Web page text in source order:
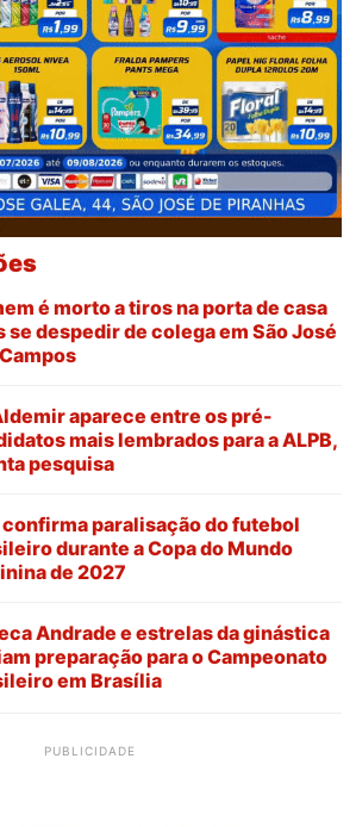
é morto a tiros na porta de casa
se despedir de colega em São José
aparece entre os pré-
mais lembrados para a ALPB,
pesquisa
confirma paralisação do futebol
durante a Copa do Mundo
de 2027
Andrade e estrelas da ginástica
preparação para o Campeonato
em Brasília
PUBLICIDADE